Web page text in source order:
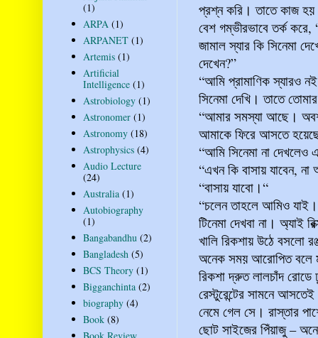
প্রশ্ন করি। তাতে কাজ
বেশ গম্ভীরভাবে তর্ক করে,
জামাল স্যার কি সিনেমা
দেখেন?”
“আমি প্রামাণিক স্যারও
সিনেমা দেখি। তাতে
“আমার সমস্যা আছে।
আমাকে ফিরে আসতে
“আমি সিনেমা না
“এখন কি বাসায় যাবেন,
“বাসায় যাবো।“
“চলেন তাহলে আমিও
টিনেমা দেখবা না। অ্যাই
খালি রিকশায় উঠে বসলো
অনেক সময় আরোপিত বলে
রিকশা দ্রুত লালচাঁদ রোডে
রেস্টুরেন্টের সামনে
নেমে গেল সে। রাস্তার
ছোট সাইজের পিঁয়াজু –
(1)
ARPA (1)
ARPANET (1)
Artemis (1)
Artificial
Intelligence (1)
Astrobiology (1)
Astronomer (1)
Astronomy (18)
Astrophysics (4)
Audio Lecture
(24)
Australia (1)
Autobiography
(1)
Bangabandhu (2)
Bangladesh (5)
BCS Theory (1)
Bigganchinta (2)
biography (4)
Book (8)